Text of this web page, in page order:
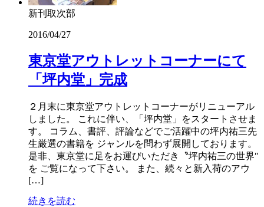
新刊取次部
2016/04/27
東京堂アウトレットコーナーにて
「坪内堂」完成
２月末に東京堂アウトレットコーナーがリニューアル
しました。 これに伴い、「坪内堂」をスタートさせま
す。 コラム、書評、評論などでご活躍中の坪内祐三先
生厳選の書籍を ジャンルを問わず展開しております。
是非、東京堂に足をお運びいただき〝坪内祐三の世界″
を ご覧になって下さい。 また、続々と新入荷のアウ
[…]
続きを読む